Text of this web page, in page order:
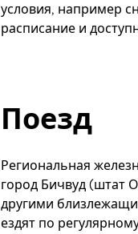
условия, например
расписание и
Поезд
Региональная
город Бичвуд (штат
другими
ездят по